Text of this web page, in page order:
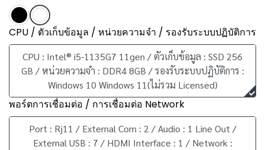
CPU / ตัวเก็บข้อมูล / หน่วยความจำ / รองรับระบบปฏิบัติการ
CPU : Intel® i5-1135G7 11gen / ตัวเก็บข้อมูล : SSD 256
GB / หน่วยความจำ : DDR4 8GB / รองรับระบบปฏิบัติการ :
Windows 10 Windows 11(ไม่รวม Licensed)
พอร์ตการเชื่อมต่อ / การเชื่อมต่อ Network
Port : Rj11 / External Com : 2 / Audio : 1 Line Out /
External USB : 7 / HDMI Interface : 1 / Network :